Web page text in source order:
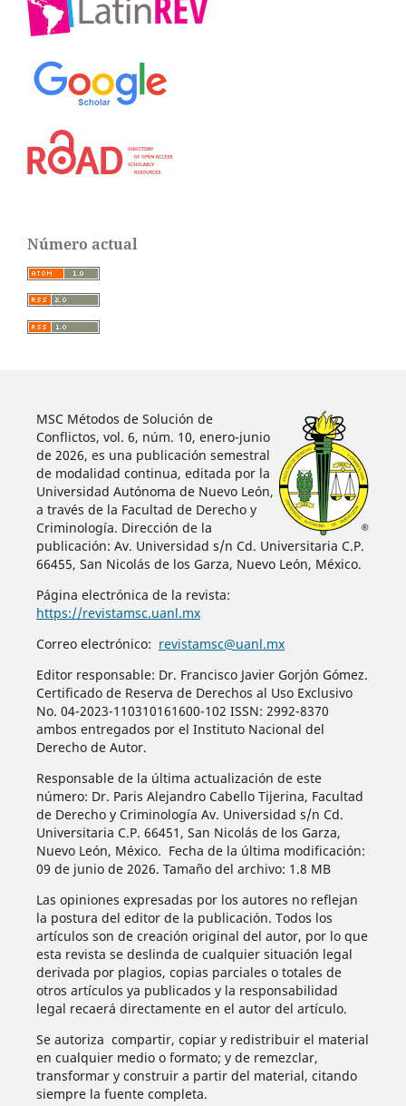
Número actual
MSC Métodos de Solución de
Conflictos, vol. 6, núm. 10, enero-junio
de 2026, es una publicación semestral
de modalidad continua, editada por la
Universidad Autónoma de Nuevo León,
a través de la Facultad de Derecho y
Criminología. Dirección de la
publicación: Av. Universidad s/n Cd. Universitaria C.P.
66455, San Nicolás de los Garza, Nuevo León, México.
Página electrónica de la revista:
https://revistamsc.uanl.mx
Correo electrónico: revistamsc@uanl.mx
Editor responsable: Dr. Francisco Javier Gorjón Gómez.
Certificado de Reserva de Derechos al Uso Exclusivo
No. 04-2023-110310161600-102 ISSN: 2992-8370
ambos entregados por el Instituto Nacional del
Derecho de Autor.
Responsable de la última actualización de este
número: Dr. Paris Alejandro Cabello Tijerina, Facultad
de Derecho y Criminología Av. Universidad s/n Cd.
Universitaria C.P. 66451, San Nicolás de los Garza,
Nuevo León, México. Fecha de la última modificación:
09 de junio de 2026. Tamaño del archivo: 1.8 MB
Las opiniones expresadas por los autores no reflejan
la postura del editor de la publicación. Todos los
artículos son de creación original del autor, por lo que
esta revista se deslinda de cualquier situación legal
derivada por plagios, copias parciales o totales de
otros artículos ya publicados y la responsabilidad
legal recaerá directamente en el autor del artículo.
Se autoriza compartir, copiar y redistribuir el material
en cualquier medio o formato; y de remezclar,
transformar y construir a partir del material, citando
siempre la fuente completa.